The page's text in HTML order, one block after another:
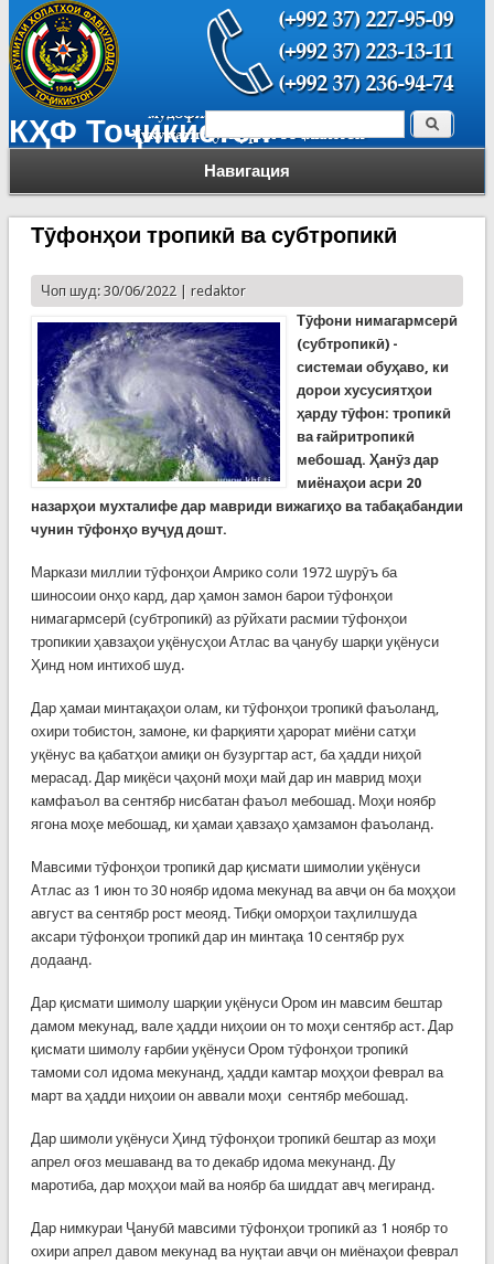
КҲФ Тоҷикистон
Навигация
Форма поиска Поиск
Тӯфонҳои тропикӣ ва субтропикӣ
Чоп шуд: 30/06/2022 | redaktor
Тӯфони нимагармсерӣ
(субтропикӣ) -
системаи обуҳаво, ки
дорои хусусиятҳои
ҳарду тӯфон: тропикӣ
ва ғайритропикӣ
мебошад. Ҳанӯз дар
миёнаҳои асри 20
назарҳои мухталифе дар мавриди вижагиҳо ва табақабандии
чунин тӯфонҳо вуҷуд дошт.
Маркази миллии тӯфонҳои Амрико соли 1972 шурӯъ ба
шиносоии онҳо кард, дар ҳамон замон барои тӯфонҳои
нимагармсерӣ (субтропикӣ) аз рӯйхати расмии тӯфонҳои
тропикии ҳавзаҳои уқёнусҳои Атлас ва ҷанубу шарқи уқёнуси
Ҳинд ном интихоб шуд.
Дар ҳамаи минтақаҳои олам, ки тӯфонҳои тропикӣ фаъоланд,
охири тобистон, замоне, ки фарқияти ҳарорат миёни сатҳи
уқёнус ва қабатҳои амиқи он бузургтар аст, ба ҳадди ниҳоӣ
мерасад. Дар миқёси ҷаҳонӣ моҳи май дар ин маврид моҳи
камфаъол ва сентябр нисбатан фаъол мебошад. Моҳи ноябр
ягона моҳе мебошад, ки ҳамаи ҳавзаҳо ҳамзамон фаъоланд.
Мавсими тӯфонҳои тропикӣ дар қисмати шимолии уқёнуси
Атлас аз 1 июн то 30 ноябр идома мекунад ва авҷи он ба моҳҳои
август ва сентябр рост меояд. Тибқи оморҳои таҳлилшуда
аксари тӯфонҳои тропикӣ дар ин минтақа 10 сентябр рух
додаанд.
Дар қисмати шимолу шарқии уқёнуси Ором ин мавсим бештар
дамом мекунад, вале ҳадди ниҳоии он то моҳи сентябр аст. Дар
қисмати шимолу ғарбии уқёнуси Ором тӯфонҳои тропикӣ
тамоми сол идома мекунанд, ҳадди камтар моҳҳои феврал ва
март ва ҳадди ниҳоии он аввали моҳи сентябр мебошад.
Дар шимоли уқёнуси Ҳинд тӯфонҳои тропикӣ бештар аз моҳи
апрел оғоз мешаванд ва то декабр идома мекунанд. Ду
маротиба, дар моҳҳои май ва ноябр ба шиддат авҷ мегиранд.
Дар нимкураи Ҷанубӣ мавсими тӯфонҳои тропикӣ аз 1 ноябр то
охири апрел давом мекунад ва нуқтаи авҷи он миёнаҳои феврал